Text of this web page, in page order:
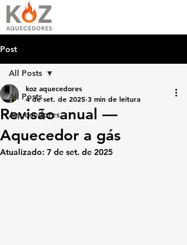
Post
All Posts
Aquecedores
All Posts
Revisão anual —
Aquecedor a gás
koz aquecedores
4 de set. de 2025 3 min de leitura
Atualizado: 7 de set. de 2025